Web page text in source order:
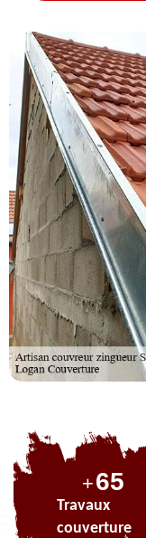
+82
Travaux
couverture